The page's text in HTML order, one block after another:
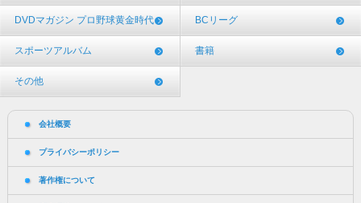
DVDマガジン プロ野球黄金時代 BCリーグ
スポーツアルバム 書籍
その他
会社概要
プライバシーポリシー
著作権について